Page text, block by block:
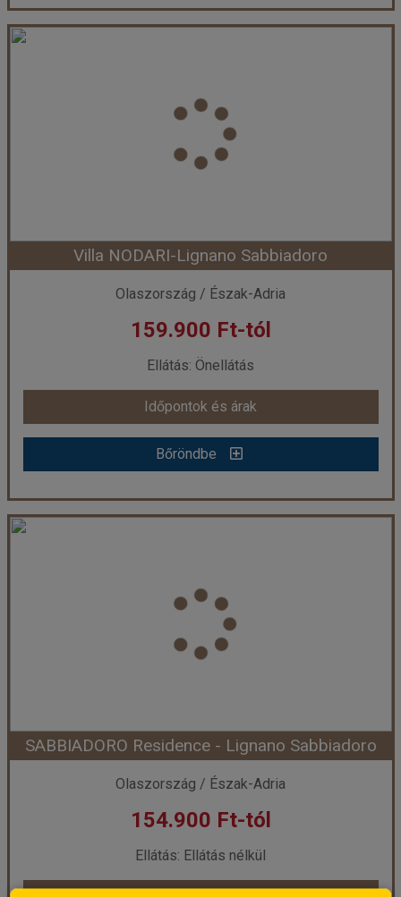
Residenza VERDE - Lignano Sabbiadoro
Lignano Sabbiadoro
Utazás módja:
Egyénileg
Önellátás
Szálláskategória: Apartman
Szobatípus:
Időpont: 2026-08-07 | 7 éj
már 169.900 Ft-tól
Időpontok és árak
Bőröndbe
Villa NODARI-Lignano Sabbiadoro
Olaszország / Észak-Adria
159.900 Ft-tól
Ellátás: Önellátás
Időpontok és árak
Bőröndbe
Villa NODARI-Lignano Sabbiadoro
Város:Lignano
Utazás módja:
Egyénileg
Önellátás
Szálláskategória: Apartman
Szobatípus:
Időpont: 2026-08-07 | 7 éj
már 159.900 Ft-tól
Időpontok és árak
SABBIADORO Residence - Lignano Sabbiadoro
Olaszország / Észak-Adria
154.900 Ft-tól
Ellátás: Ellátás nélkül